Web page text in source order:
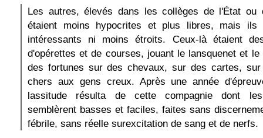
Les autres, élevés dans les collèges de l'État ou
étaient moins hypocrites et plus libres, mais ils
intéressants ni moins étroits. Ceux-là étaient
d'opérettes et de courses, jouant le lansquenet et
des fortunes sur des chevaux, sur des cartes,
chers aux gens creux. Après une année
lassitude résulta de cette compagnie dont
semblèrent basses et faciles, faites sans
fébrile, sans réelle surexcitation de sang et de nerfs.